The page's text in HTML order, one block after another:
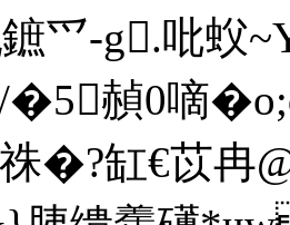
-g.吡蚥~Y
赬0嘀�
祩�?缸€苡